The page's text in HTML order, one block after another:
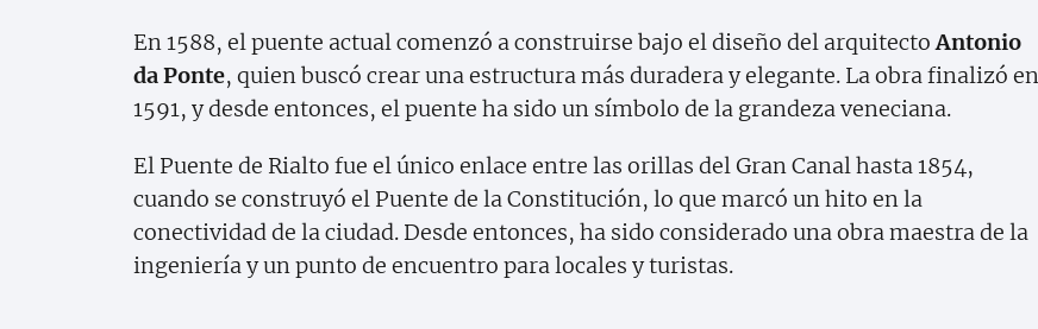
En 1588, el puente actual comenzó a construirse bajo el diseño del arquitecto Antonio
da Ponte, quien buscó crear una estructura más duradera y elegante. La obra finalizó en
1591, y desde entonces, el puente ha sido un símbolo de la grandeza veneciana.
El Puente de Rialto fue el único enlace entre las orillas del Gran Canal hasta 1854,
cuando se construyó el Puente de la Constitución, lo que marcó un hito en la
conectividad de la ciudad. Desde entonces, ha sido considerado una obra maestra de la
ingeniería y un punto de encuentro para locales y turistas.